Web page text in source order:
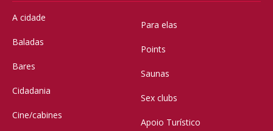
A cidade
Baladas
Bares
Cidadania
Cine/cabines
Para elas
Points
Saunas
Sex clubs
Apoio Turístico